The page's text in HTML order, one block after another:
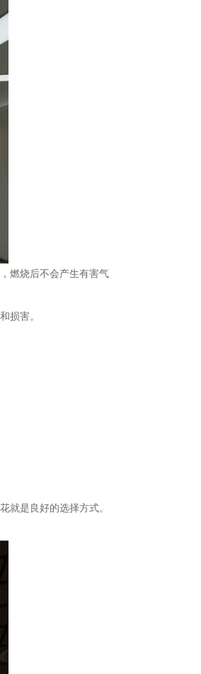
燃烧后不会产生有害气
损害。
就是良好的选择方式。